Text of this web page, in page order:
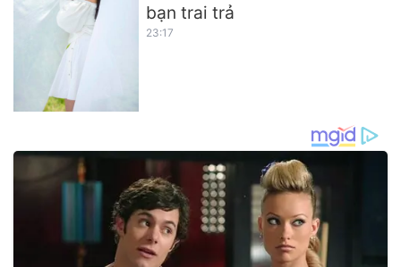
bạn trai trả
23:17